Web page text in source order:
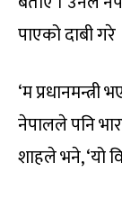
पाएको दाबी गरे
‘म
नेपालले पनि
शाहले भने, ‘यो